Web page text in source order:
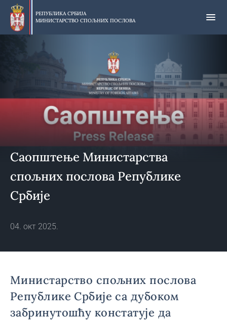
Прескочи
главни
део
РЕПУБЛИКА СРБИЈА
МИНИСТАРСТВО СПОЉНИХ ПОСЛОВА
Саопштење Министарства
спољних послова Републике
Србије
04. окт 2025.
Министарство спољних послова
Републике Србије са дубоком
забринутошћу констатује да